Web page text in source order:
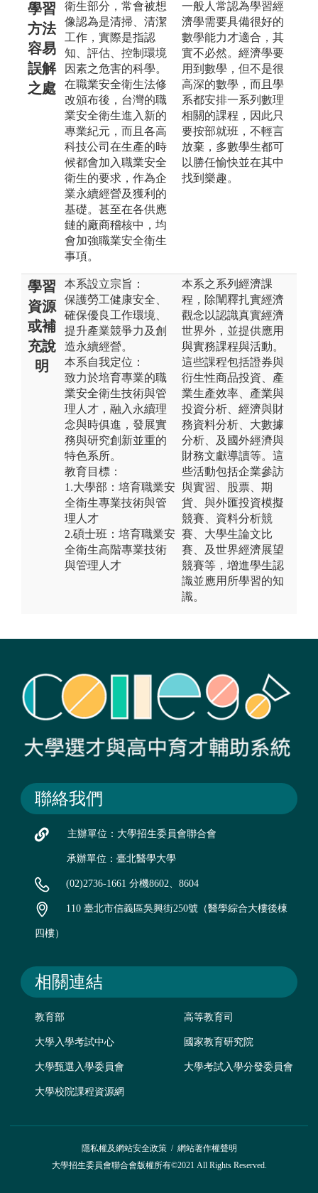
學習
方法
容易
誤解
之處
衛生部分，常會被想
像認為是清掃、清潔
工作，實際是指認
知、評估、控制環境
因素之危害的科學。
在職業安全衛生法修
改頒布後，台灣的職
業安全衛生進入新的
專業紀元，而且各高
科技公司在生產的時
候都會加入職業安全
衛生的要求，作為企
業永續經營及獲利的
基礎。甚至在各供應
鏈的廠商稽核中，均
會加強職業安全衛生
事項。
一般人常認為學習經
濟學需要具備很好的
數學能力才適合，其
實不必然。經濟學要
用到數學，但不是很
高深的數學，而且學
系都安排一系列數理
相關的課程，因此只
要按部就班，不輕言
放棄，多數學生都可
以勝任愉快並在其中
找到樂趣。
學習
資源
或補
充說
明
本系設立宗旨：
保護勞工健康安全、
確保優良工作環境、
提升產業競爭力及創
造永續經營。
本系自我定位：
致力於培育專業的職
業安全衛生技術與管
理人才，融入永續理
念與時俱進，發展實
務與研究創新並重的
特色系所。
教育目標：
1.大學部：培育職業安
全衛生專業技術與管
理人才
2.碩士班：培育職業安
全衛生高階專業技術
與管理人才
本系之系列經濟課
程，除闡釋扎實經濟
觀念以認識真實經濟
世界外，並提供應用
與實務課程與活動。
這些課程包括證券與
衍生性商品投資、產
業生產效率、產業與
投資分析、經濟與財
務資料分析、大數據
分析、及國外經濟與
財務文獻導讀等。這
些活動包括企業參訪
與實習、股票、期
貨、與外匯投資模擬
競賽、資料分析競
賽、大學生論文比
賽、及世界經濟展望
競賽等，增進學生認
識並應用所學習的知
識。
聯絡我們
主辦單位：大學招生委員會聯合會
承辦單位：臺北醫學大學
(02)2736-1661 分機8602、8604
110 臺北市信義區吳興街250號（醫學綜合大樓後棟
四樓）
相關連結
教育部 高等教育司
大學入學考試中心 國家教育研究院
大學甄選入學委員會 大學考試入學分發委員會
大學校院課程資源網
隱私權及網站安全政策/ 網站著作權聲明
大學招生委員會聯合會版權所有©2021 All Rights Reserved.